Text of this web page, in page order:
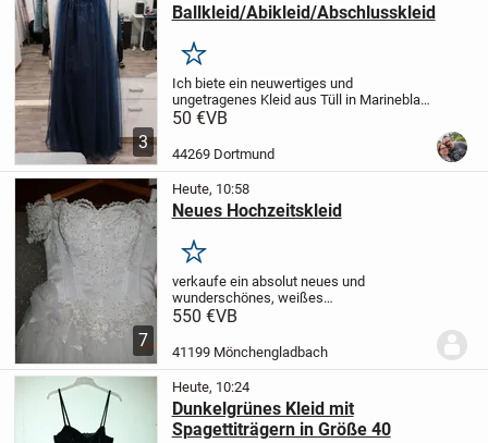
3
Ballkleid/Abikleid/Abschlusskleid
Merken
Ich biete ein neuwertiges und
ungetragenes Kleid aus Tüll in Marineblau
mit Glitzer zum Verkauf an.
Trägerlos.Es ist ab der Taille luftig und
50 €VB
44269 Dortmund
7
Heute, 10:58
Neues Hochzeitskleid
Merken
verkaufe ein absolut neues und
wunderschönes, weißes
Hochzeitskleid,war noch nie getragen,nur
hat meine Frau sich doch für ein anderes
Kleid entschieden,seit...
550 €VB
41199 Mönchengladbach
Heute, 10:24
Dunkelgrünes Kleid mit
Spagettiträgern in Größe 40